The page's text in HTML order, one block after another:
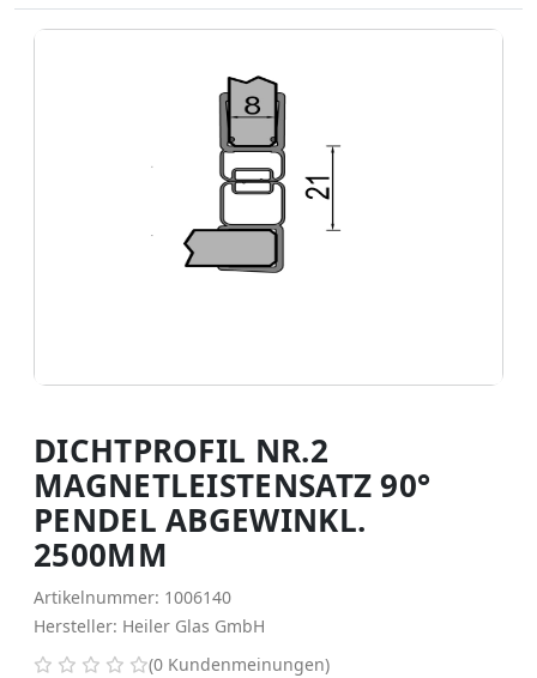
DICHTPROFIL NR.2
MAGNETLEISTENSATZ 90°
PENDEL ABGEWINKL.
2500MM
Artikelnummer: 1006140
Hersteller: Heiler Glas GmbH
0 von 5 Sternen
(0 Kundenmeinungen)